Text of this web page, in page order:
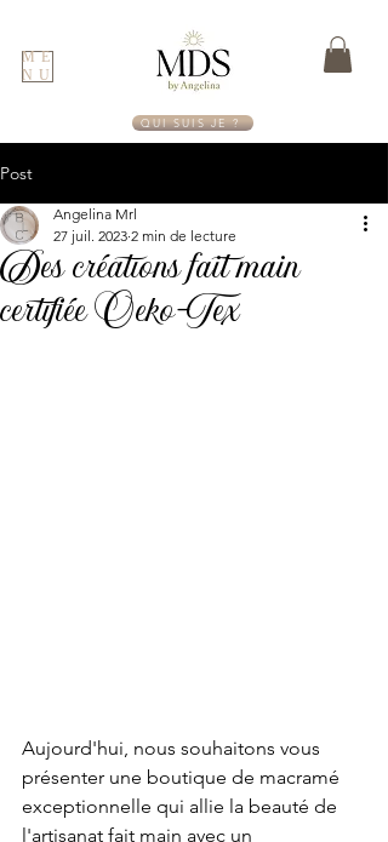
ME
NU
QUI SUIS JE ?
Post
Des créations fait main
certifiée Oeko-Tex
Angelina Mrl
27 juil. 2023 2 min de lecture
Aujourd'hui, nous souhaitons vous
présenter une boutique de macramé
exceptionnelle qui allie la beauté de
l'artisanat fait main avec un